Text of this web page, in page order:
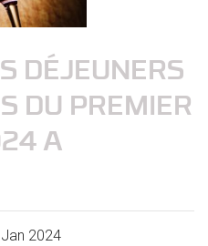
DÉJEUNERS
DU PREMIER
A
2024